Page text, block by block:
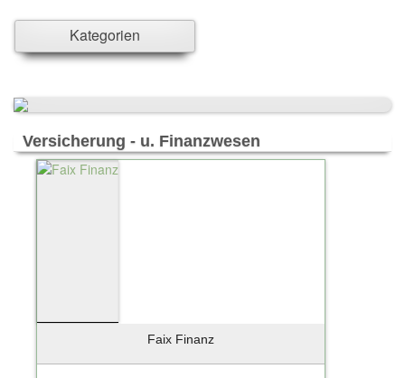
Hamburg
Hohen Neuendorf
Moers
München
Münster
Norderstedt
Wiesbaden
Kategorien
Versicherung - u. Finanzwesen
Faix Finanz